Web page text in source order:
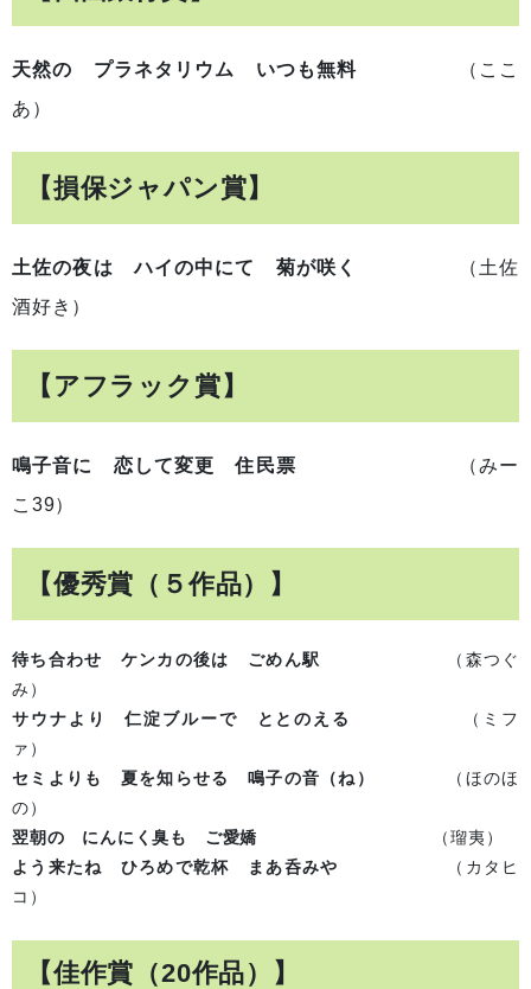
天然の プラネタリウム いつも無料
（ここ
あ）
【損保ジャパン賞】
土佐の夜は ハイの中にて 菊が咲く
（土佐
酒好き）
【アフラック賞】
鳴子音に 恋して変更 住民票
（みー
こ39）
【優秀賞（５作品）】
待ち合わせ ケンカの後は ごめん駅
（森つぐ
み）
サウナより 仁淀ブルーで ととのえる
（ミフ
ァ）
セミよりも 夏を知らせる 鳴子の音（ね）
（ほのほ
の）
翌朝の にんにく臭も ご愛嬌
（瑠夷）
よう来たね ひろめで乾杯 まあ呑みや
（カタヒ
コ）
【佳作賞（20作品）】